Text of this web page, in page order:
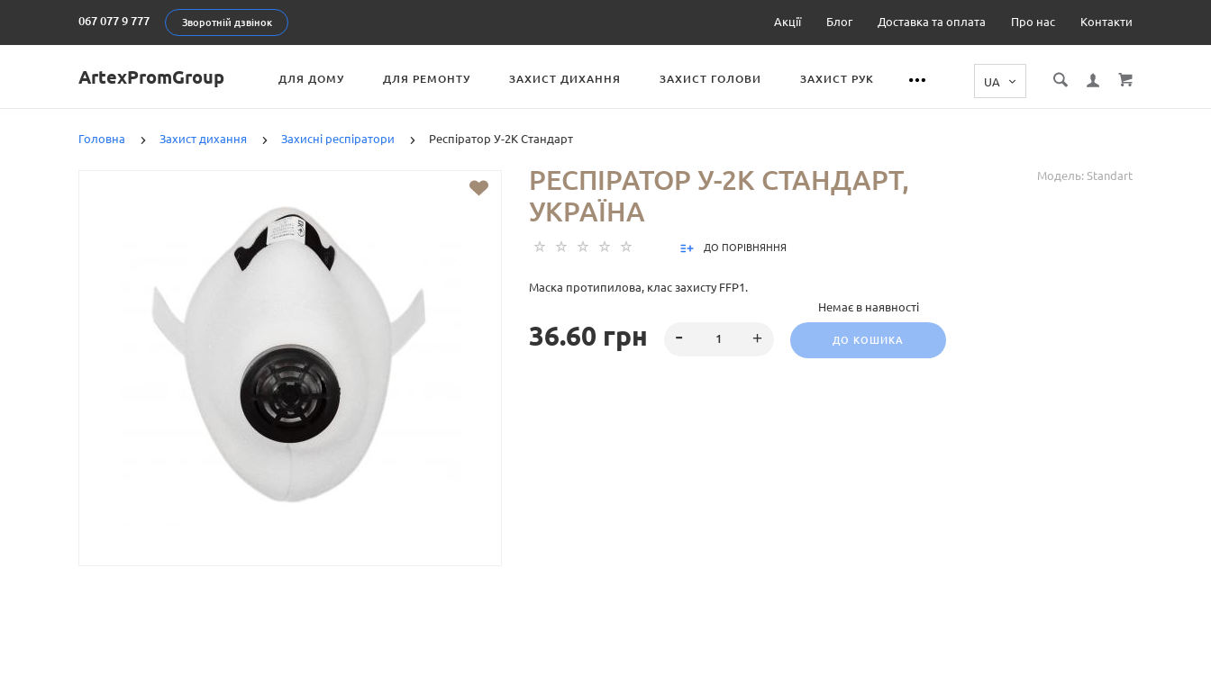
067 077 9 777 Зворотній дзвінок Акції Блог Доставка та оплата Про нас Контакти
ArtexPromGroup ДЛЯ ДОМУ ДЛЯ РЕМОНТУ ЗАХИСТ ДИХАННЯ ЗАХИСТ ГОЛОВИ ЗАХИСТ РУК
Головна Захист дихання Захисні респіратори Респіратор У-2К Стандарт
Модель: Standart
РЕСПІРАТОР У-2К СТАНДАРТ,
УКРАЇНА
ДО ПОРІВНЯННЯ
Маска протипилова, клас захисту FFP1.
36.60 грн
Немає в наявності
ДО КОШИКА